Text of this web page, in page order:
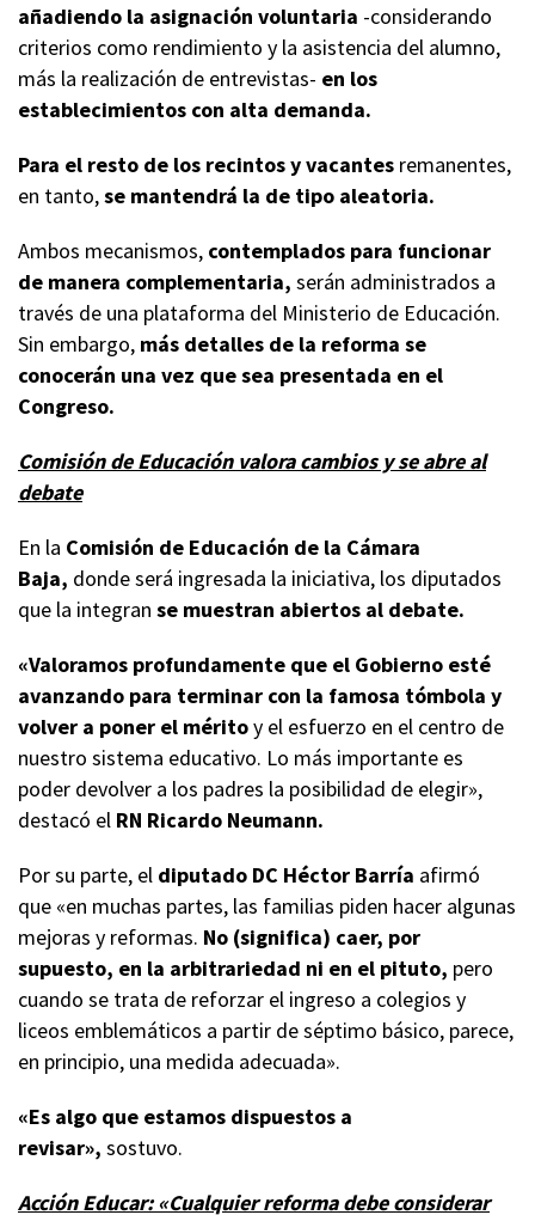
añadiendo la asignación voluntaria -considerando
criterios como rendimiento y la asistencia del alumno,
más la realización de entrevistas- en los
establecimientos con alta demanda.
Para el resto de los recintos y vacantes remanentes,
en tanto,se mantendrá la de tipo aleatoria.
Ambos mecanismos, contemplados para funcionar
de manera complementaria, serán administrados a
través de una plataforma del Ministerio de Educación.
Sin embargo, más detalles de la reforma se
conocerán una vez que sea presentada en el
Congreso.
Comisión de Educación valora cambios y se abre al
debate
En la Comisión de Educación de la Cámara
Baja, donde será ingresada la iniciativa, los diputados
que la integran se muestran abiertos al debate.
«Valoramos profundamente que el Gobierno esté
avanzando para terminar con la famosa tómbola y
volver a poner el méritoy el esfuerzo en el centro de
nuestro sistema educativo. Lo más importante es
poder devolver a los padres la posibilidad de elegir»,
destacó el RN Ricardo Neumann.
Por su parte, el diputado DC Héctor Barría afirmó
que «en muchas partes, las familias piden hacer algunas
mejoras y reformas. No (significa) caer, por
supuesto, en la arbitrariedad ni en el pituto, pero
cuando se trata de reforzar el ingreso a colegios y
liceos emblemáticos a partir de séptimo básico, parece,
en principio, una medida adecuada».
«Es algo que estamos dispuestos a
revisar», sostuvo.
Acción Educar: «Cualquier reforma debe considerar